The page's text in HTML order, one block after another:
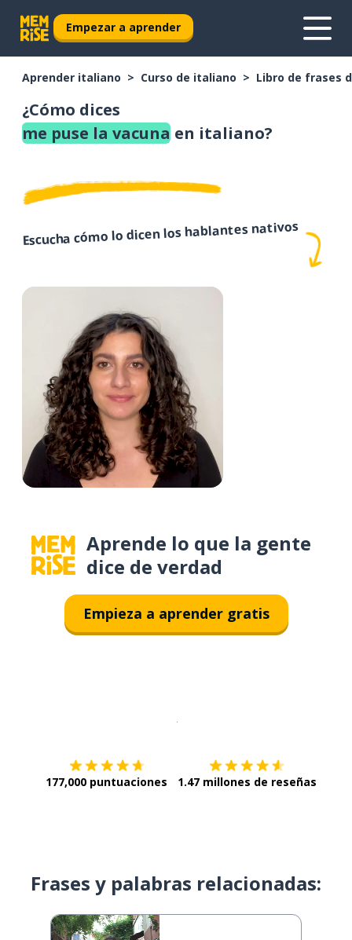
Empezar a aprender
Aprender italiano Curso de italiano Libro de frases
¿Cómo dices
me puse la vacuna en italiano?
Escucha cómo lo dicen los hablantes nativos
Aprende lo que la gente
dice de verdad
Empieza a aprender gratis
177,000 puntuaciones 1.47 millones de reseñas
Frases y palabras relacionadas: